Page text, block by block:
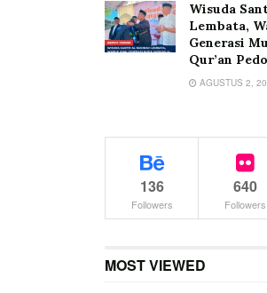
Wisuda
Lembata,
Generasi
Qur’an
AGUSTUS 2,
136
Followers
640
Followers
MOST VIEWED